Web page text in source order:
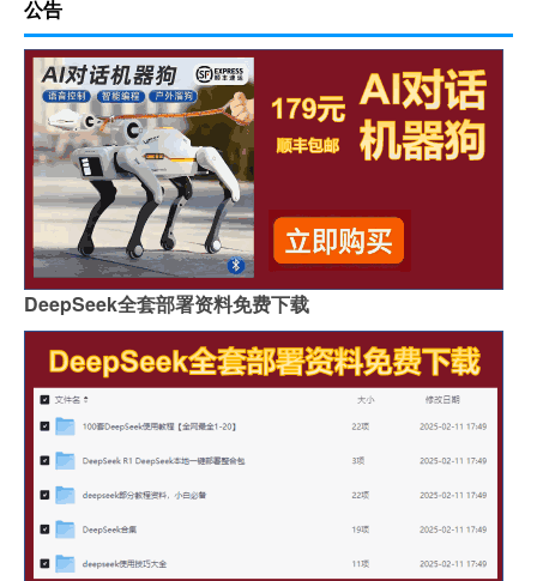
公告
DeepSeek全套部署资料免费下载